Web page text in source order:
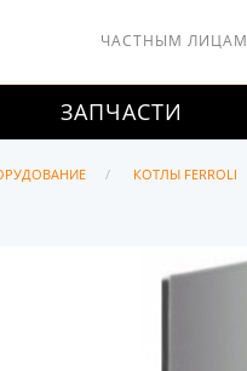
ЧАСТНЫМ ЛИЦАМ
ЗАПЧАСТИ
КОТЛЫ FERROLI